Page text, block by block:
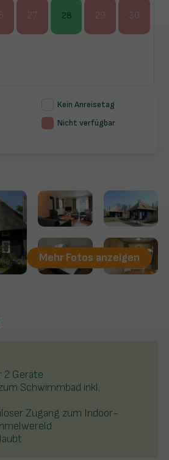
27 28 29 30
Kein Anreisetag
Nicht verfügbar
Mehr Fotos anzeigen
2 Geräte
Schwimmbad inkl.
Zugang zum Indoor-